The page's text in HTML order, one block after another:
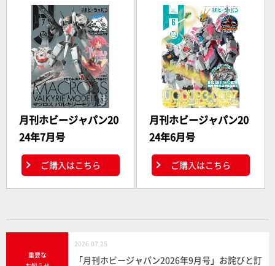
月刊ホビージャパン20
24年7月号
ご購入はこちら
月刊ホビージャパン20
24年6月号
ご購入はこちら
重要な
2026.07.25
「月刊ホビージャパン2026年9月号」お詫びと訂